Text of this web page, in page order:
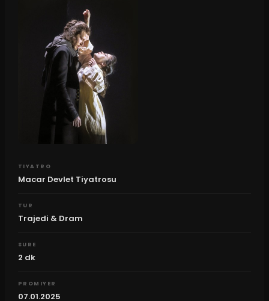
TIYATRO
Macar Devlet Tiyatrosu
TUR
Trajedi & Dram
SURE
2 dk
PROMIYER
07.01.2025